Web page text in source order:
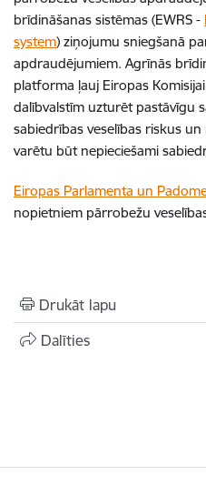
brīdināšanas sistēmas (EWRS -
system) ziņojumu sniegšanā
apdraudējumiem. Agrīnās
platforma ļauj Eiropas
dalībvalstīm uzturēt pastāvīgu
sabiedrības veselības riskus
varētu būt nepieciešami
Eiropas Parlamenta un
nopietniem pārrobežu
Drukāt lapu
Dalīties